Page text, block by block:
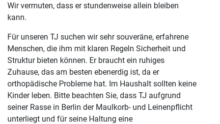
Wir vermuten, dass er stundenweise allein bleiben
kann.
Für unseren TJ suchen wir sehr souveräne, erfahrene
Menschen, die ihm mit klaren Regeln Sicherheit und
Struktur bieten können. Er braucht ein ruhiges
Zuhause, das am besten ebenerdig ist, da er
orthopädische Probleme hat. Im Haushalt sollten keine
Kinder leben. Bitte beachten Sie, dass TJ aufgrund
seiner Rasse in Berlin der Maulkorb- und Leinenpflicht
unterliegt und für seine Haltung eine